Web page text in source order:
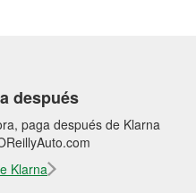
después
paga después de Klarna
Klarna